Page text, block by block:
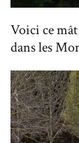
Voici ce
dans les